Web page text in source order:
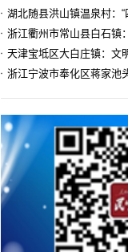
天津宝坻区大白庄镇：文